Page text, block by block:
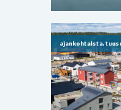
ajankohtaista,